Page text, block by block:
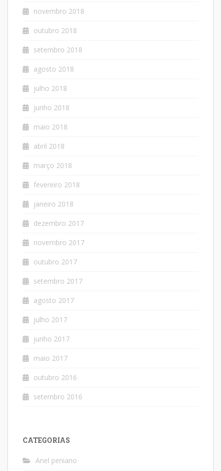
novembro 2018
outubro 2018
setembro 2018
agosto 2018
julho 2018
junho 2018
maio 2018
abril 2018
março 2018
fevereiro 2018
janeiro 2018
dezembro 2017
novembro 2017
outubro 2017
setembro 2017
agosto 2017
julho 2017
junho 2017
maio 2017
outubro 2016
setembro 2016
CATEGORIAS
Anel peniano